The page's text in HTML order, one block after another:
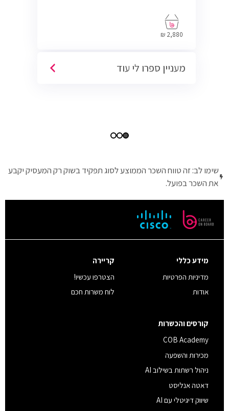
2,880 ₪
מעניין ספרו לי עוד
שימו לב: זה טווח השכר הממוצע לסוג תפקיד בשוק רק המעסיק יקבע
את השכר בפועל.
מידע כללי
מדיניות הפרטיות
אודות
קריירה
הצטרפו עכשיו!
לוח משרות חכם
קורסים והכשרות
COB Academy
מכירות והשפעה
ניהול רשתות בשילוב AI
דאטה אנליסט
שיווק דיגיטלי עם AI